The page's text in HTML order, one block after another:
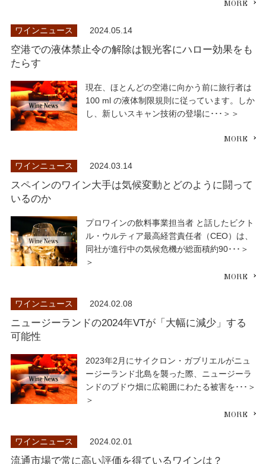
ワインニュース 2024.05.14
空港での液体禁止令の解除は観光客にハロー効果をも
たらす
現在、ほとんどの空港に向かう前に旅行者は
100 ml の液体制限規則に従っています。しか
し、新しいスキャン技術の登場に･･･＞＞
ワインニュース 2024.03.14
スペインのワイン大手は気候変動とどのように闘って
いるのか
プロワインの飲料事業担当者 と話したビクト
ル・ウルティア最高経営責任者（CEO）は、
同社が進行中の気候危機が総面積約90･･･＞
＞
ワインニュース 2024.02.08
ニュージーランドの2024年VTが「大幅に減少」する
可能性
2023年2月にサイクロン・ガブリエルがニュ
ージーランド北島を襲った際、ニュージーラ
ンドのブドウ畑に広範囲にわたる被害を･･･＞
＞
ワインニュース 2024.02.01
流通市場で常に高い評価を得ているワインは？